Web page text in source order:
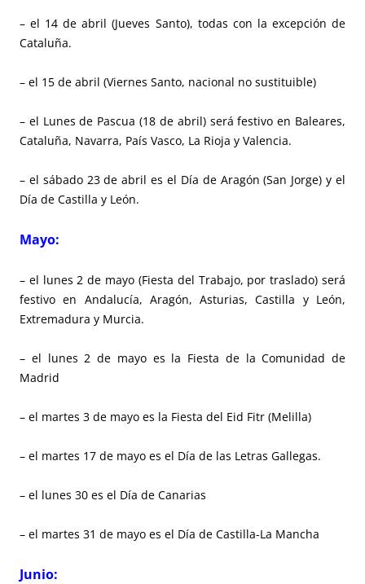
– el 14 de abril (Jueves Santo), todas con la excepción de
Cataluña.
– el 15 de abril (Viernes Santo, nacional no sustituible)
– el Lunes de Pascua (18 de abril) será festivo en Baleares,
Cataluña, Navarra, País Vasco, La Rioja y Valencia.
– el sábado 23 de abril es el Día de Aragón (San Jorge) y el
Día de Castilla y León.
Mayo:
– el lunes 2 de mayo (Fiesta del Trabajo, por traslado) será
festivo en Andalucía, Aragón, Asturias, Castilla y León,
Extremadura y Murcia.
– el lunes 2 de mayo es la Fiesta de la Comunidad de
Madrid
– el martes 3 de mayo es la Fiesta del Eid Fitr (Melilla)
– el martes 17 de mayo es el Día de las Letras Gallegas.
– el lunes 30 es el Día de Canarias
– el martes 31 de mayo es el Día de Castilla-La Mancha
Junio: